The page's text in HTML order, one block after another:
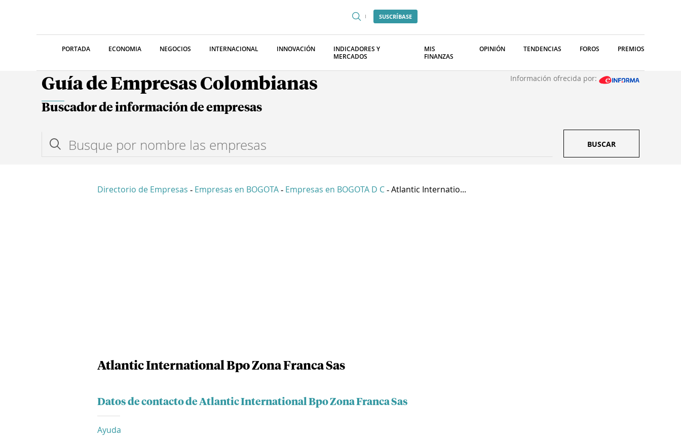
SUSCRÍBASE
PORTADA ECONOMIA NEGOCIOS INTERNACIONAL INNOVACIÓN
INDICADORES Y
MERCADOS
MIS
FINANZAS
OPINIÓN TENDENCIAS FOROS PREMIOS
Guía de Empresas Colombianas Información ofrecida por:
Buscador de información de empresas
BUSCAR
Directorio de Empresas - Empresas en BOGOTA - Empresas en BOGOTA D C - Atlantic Internatio...
Atlantic International Bpo Zona Franca Sas
Datos de contacto de Atlantic International Bpo Zona Franca Sas
Ayuda